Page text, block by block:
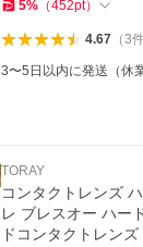
5% （452pt）
4.67（3
3〜5日以内に発送（休
TORAY
コンタクトレンズ
レ ブレスオー ハ
ドコンタクトレンズ